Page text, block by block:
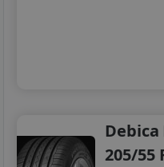
Debica
205/55